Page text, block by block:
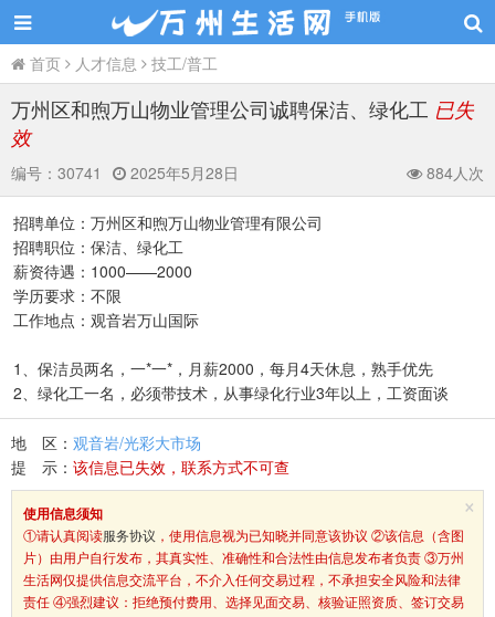
首页 人才信息 技工/普工
万州区和煦万山物业管理公司诚聘保洁、绿化工 已失
效
编号： 30741 2025年5月28日 884人次
招聘单位：万州区和煦万山物业管理有限公司
招聘职位：保洁、绿化工
薪资待遇：1000——2000
学历要求：不限
工作地点：观音岩万山国际
1、保洁员两名，一*一*，月薪2000，每月4天休息，熟手优先
2、绿化工一名，必须带技术，从事绿化行业3年以上，工资面谈
地 区： 观音岩/光彩大市场
提 示： 该信息已失效，联系方式不可查
×
使用信息须知
①请认真阅读服务协议 ，使用信息视为已知晓并同意该协议 ②该信息（含图
片）由用户自行发布，其真实性、准确性和合法性由信息发布者负责 ③万州
生活网仅提供信息交流平台，不介入任何交易过程，不承担安全风险和法律
责任 ④强烈建议：拒绝预付费用、选择见面交易、核验证照资质、签订交易